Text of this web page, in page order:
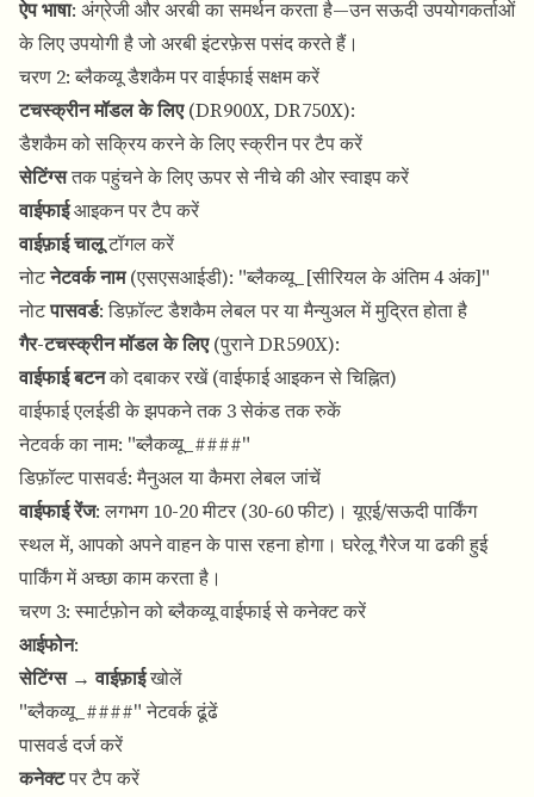
ऐप भाषा: अंग्रेजी और अरबी का समर्थन करता है—उन सऊदी उपयोगकर्ताओं
के लिए उपयोगी है जो अरबी इंटरफ़ेस पसंद करते हैं।
चरण 2: ब्लैकव्यू डैशकैम पर वाईफाई सक्षम करें
टचस्क्रीन मॉडल के लिए(DR900X, DR750X):
डैशकैम को सक्रिय करने के लिए स्क्रीन पर टैप करें
सेटिंग्सतक पहुंचने के लिए ऊपर से नीचे की ओर स्वाइप करें
वाईफाईआइकन पर टैप करें
वाईफ़ाई चालूटॉगल करें
नोटनेटवर्क नाम(एसएसआईडी): "ब्लैकव्यू_[सीरियल के अंतिम 4 अंक]"
नोटपासवर्ड: डिफ़ॉल्ट डैशकैम लेबल पर या मैन्युअल में मुद्रित होता है
गैर-टचस्क्रीन मॉडल के लिए(पुराने DR590X):
वाईफाई बटनको दबाकर रखें (वाईफाई आइकन से चिह्नित)
वाईफाई एलईडी के झपकने तक 3 सेकंड तक रुकें
नेटवर्क का नाम: "ब्लैकव्यू_####"
डिफ़ॉल्ट पासवर्ड: मैनुअल या कैमरा लेबल जांचें
वाईफाई रेंज: लगभग 10-20 मीटर (30-60 फीट)। यूएई/सऊदी पार्किंग
स्थल में, आपको अपने वाहन के पास रहना होगा। घरेलू गैरेज या ढकी हुई
पार्किंग में अच्छा काम करता है।
चरण 3: स्मार्टफ़ोन को ब्लैकव्यू वाईफाई से कनेक्ट करें
आईफोन:
सेटिंग्स→वाईफ़ाईखोलें
"ब्लैकव्यू_####" नेटवर्क ढूंढें
पासवर्ड दर्ज करें
कनेक्टपर टैप करें